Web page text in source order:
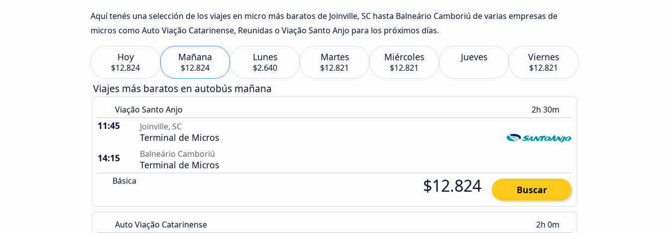
Aquí tenés una selección de los viajes en micro más baratos de Joinville, SC hasta Balneário Camboriú de varias empresas de
micros como Auto Viação Catarinense, Reunidas o Viação Santo Anjo para los próximos días.
Hoy
$12.824
Mañana
$12.824
Lunes
$2.640
Martes
$12.821
Miércoles
$12.821
Jueves Viernes
$12.821
Viajes más baratos en autobús mañana
Viação Santo Anjo 2h 30m
11:45 Joinville, SC
Terminal de Micros
14:15
Balneário Camboriú
Terminal de Micros
Básica $12.824 Buscar
Auto Viação Catarinense 2h 0m